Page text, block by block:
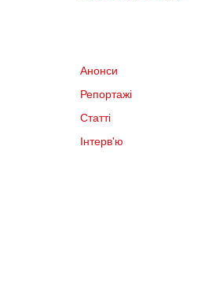
Анонси
Репортажі
Статті
Інтерв'ю